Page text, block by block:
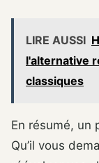
LIRE AUSSI
l'alternative
classiques
En résumé, un
Qu’il vous